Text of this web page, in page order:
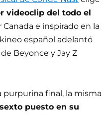
videoclip del todo el
e inspirado en la
español adelantó
Beyonce y Jay Z
purpurina final, la misma
sexto puesto en su